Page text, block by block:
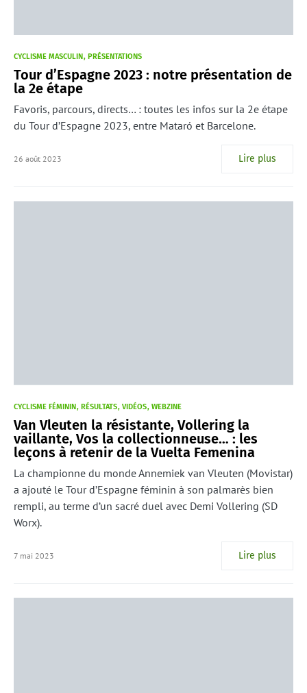
CYCLISME MASCULIN PRÉSENTATIONS
Tour d’Espagne 2023 : notre présentation de
la 2e étape
Favoris, parcours, directs… : toutes les infos sur la 2e étape
du Tour d’Espagne 2023, entre Mataró et Barcelone.
26 août 2023 Lire plus
CYCLISME FÉMININ RÉSULTATS VIDÉOS WEBZINE
Van Vleuten la résistante, Vollering la
vaillante, Vos la collectionneuse… : les
leçons à retenir de la Vuelta Femenina
La championne du monde Annemiek van Vleuten (Movistar)
a ajouté le Tour d’Espagne féminin à son palmarès bien
rempli, au terme d’un sacré duel avec Demi Vollering (SD
Worx).
7 mai 2023 Lire plus